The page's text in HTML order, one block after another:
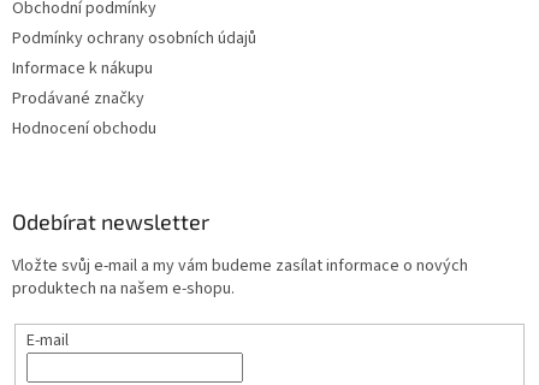
Obchodní podmínky
Podmínky ochrany osobních údajů
Informace k nákupu
Prodávané značky
Hodnocení obchodu
Odebírat newsletter
Vložte svůj e-mail a my vám budeme zasílat informace o nových
produktech na našem e-shopu.
E-mail